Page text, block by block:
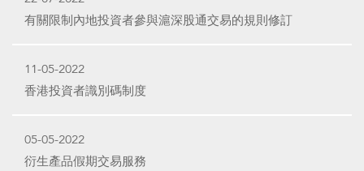
有關限制內地投資者參與滬深股通交易的規則修訂
11-05-2022
香港投資者識別碼制度
05-05-2022
衍生產品假期交易服務